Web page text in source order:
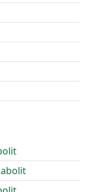
abolit